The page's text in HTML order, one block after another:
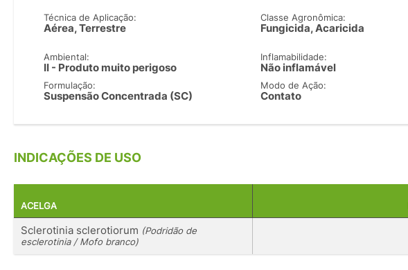
Técnica de Aplicação:
Aérea, Terrestre
Classe Agronômica:
Fungicida, Acaricida
Ambiental:
II - Produto muito perigoso
Inflamabilidade:
Não inflamável
Formulação:
Suspensão Concentrada (SC)
Modo de Ação:
Contato
INDICAÇÕES DE USO
ACELGA
Sclerotinia sclerotiorum (Podridão de
esclerotinia / Mofo branco)